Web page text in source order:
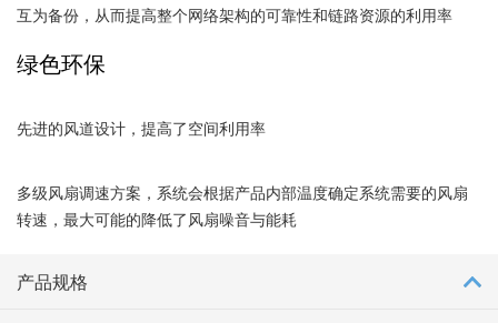
互为备份，从而提高整个网络架构的可靠性和链路资源的利用率
绿色环保
先进的风道设计，提高了空间利用率
多级风扇调速方案，系统会根据产品内部温度确定系统需要的风扇
转速，最大可能的降低了风扇噪音与能耗
产品规格